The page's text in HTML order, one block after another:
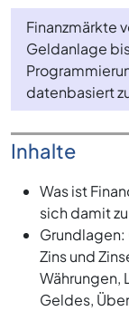
Finanzmärkte
Geldanlage
datenbasiert
Inhalte
Was ist
sich damit
Grundlagen:
Zins und
Währungen,
Geldes,